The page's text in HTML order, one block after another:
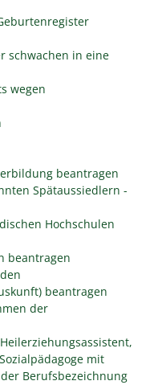
schwachen in eine
wegen
beantragen
Spätaussiedlern -
Hochschulen
beantragen
beantragen
der
mit
Berufsbezeichnung